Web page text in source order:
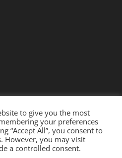
to give you the most
your preferences
“Accept All”, you consent to
However, you may visit
a controlled consent.